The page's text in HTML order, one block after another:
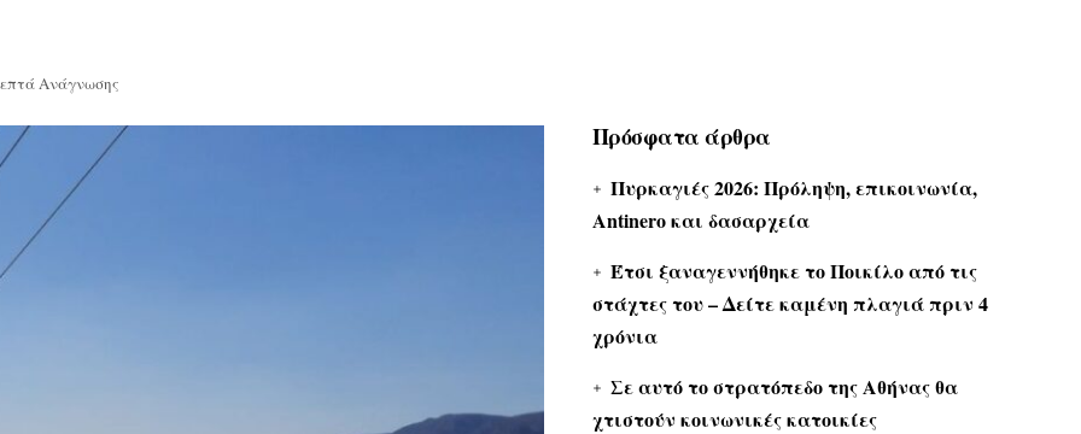
Ανάγνωσης
Πρόσφατα άρθρα
Πυρκαγιές 2026: Πρόληψη, επικοινωνία,
Antinero και δασαρχεία
Έτσι ξαναγεννήθηκε το Ποικίλο από τις
στάχτες του – Δείτε καμένη πλαγιά πριν 4
χρόνια
Σε αυτό το στρατόπεδο της Αθήνας θα
χτιστούν κοινωνικές κατοικίες